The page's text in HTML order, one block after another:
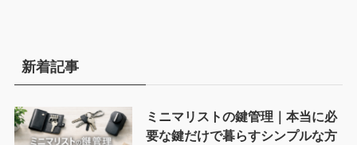
新着記事
ミニマリストの鍵管理｜本当に必
要な鍵だけで暮らすシンプルな方